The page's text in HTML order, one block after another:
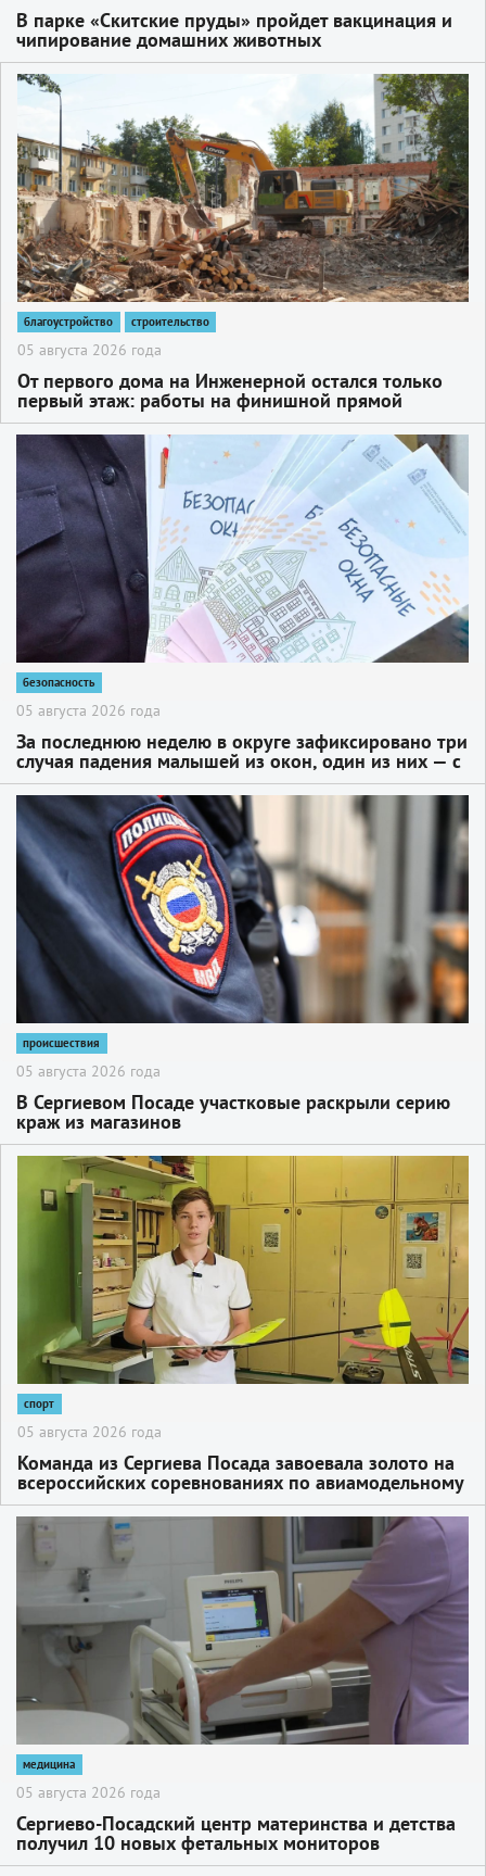
В парке «Скитские пруды» пройдет вакцинация и
чипирование домашних животных
2
благоустройство строительство
05 августа 2026 года
От первого дома на Инженерной остался только
первый этаж: работы на финишной прямой
безопасность
05 августа 2026 года
За последнюю неделю в округе зафиксировано три
случая падения малышей из окон, один из них — с
летальным исходом
2
происшествия
05 августа 2026 года
В Сергиевом Посаде участковые раскрыли серию
краж из магазинов
спорт
05 августа 2026 года
Команда из Сергиева Посада завоевала золото на
всероссийских соревнованиях по авиамодельному
спорту в Нальчике
медицина
05 августа 2026 года
Сергиево-Посадский центр материнства и детства
получил 10 новых фетальных мониторов